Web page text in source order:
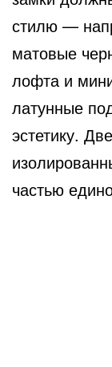
стилю —
матовые
лофта и
латунные
эстетику.
частью